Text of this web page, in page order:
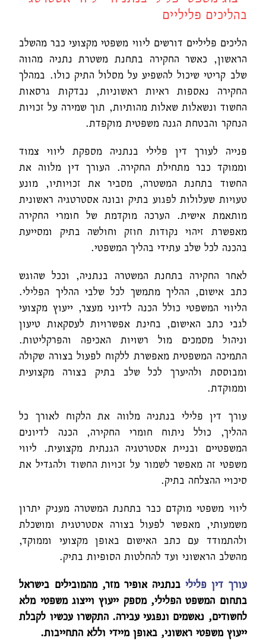
בהליכים פליליים
הליכים פליליים דורשים ליווי משפטי מקצועי כבר מהשלב
הראשון, כאשר החקירה בתחנת משטרת נתניה מהווה
שלב קריטי שיכול להשפיע על מסלול התיק כולו. במהלך
החקירה נאספות ראיות ראשוניות, נבדקות גרסאות
החשוד ונשאלות שאלות מהותיות, תוך שמירה על זכויות
הנחקר והבטחת הגנה משפטית מוקפדת.
פנייה לעורך דין פלילי בנתניה מספקת ליווי צמוד
וממוקד כבר מתחילת החקירה. העורך דין מלווה את
החשוד בתחנת המשטרה, מסביר את זכויותיו, מונע
טעויות שעלולות לפגוע בתיק ובונה אסטרטגיה ראשונית
מותאמת אישית. הערכה מוקדמת של חומרי החקירה
מאפשרת זיהוי נקודות חוזק וחולשה בתיק ומסייעת
בהכנה לכל שלב עתידי בהליך המשפטי.
לאחר החקירה בתחנת המשטרה בנתניה, וככל שהוגש
כתב אישום, ההליך מתמשך לכל שלבי ההליך הפלילי.
הליווי המשפטי כולל הכנה לדיוני מעצר, ייעוץ מקצועי
לגבי כתב האישום, בחינת אפשרויות לעסקאות טיעון
וניהול מסמכים מול רשויות האכיפה והפרקליטות.
התמיכה המשפטית מאפשרת ללקוח לפעול בצורה שקולה
ומבוססת ולהיערך לכל שלב בתיק בצורה מקצועית
וממוקדת.
עורך דין פלילי בנתניה מלווה את הלקוח לאורך כל
ההליך, כולל ניתוח חומרי החקירה, הכנה לדיונים
המשפטיים ובניית אסטרטגיה הגנתית מקצועית. ליווי
משפטי זה מאפשר לשמור על זכויות החשוד ולהגדיל את
סיכויי ההצלחה בתיק.
ליווי משפטי מוקדם כבר בתחנת המשטרה מעניק יתרון
משמעותי, מאפשר לפעול בצורה אסטרטגית ומושכלת
ולהתמודד עם כתב האישום באופן מקצועי וממוקד,
מהשלב הראשוני ועד להחלטות הסופיות בתיק.
עורך דין פליליבנתניה אופיר מזר, מהמובילים בישראל
בתחום המשפט הפלילי, מספק ייעוץ וייצוג משפטי מלא
לחשודים, נאשמים ונפגעי עבירה. התקשרו עכשיו לקבלת
ייעוץ משפטי ראשוני, באופן מיידי וללא התחייבות.